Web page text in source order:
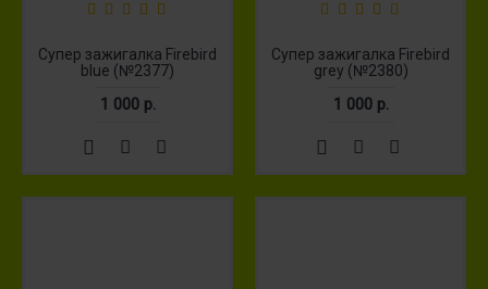
Супер зажигалка Firebird
blue (№2377)
1 000 р.
Супер зажигалка Firebird
grey (№2380)
1 000 р.